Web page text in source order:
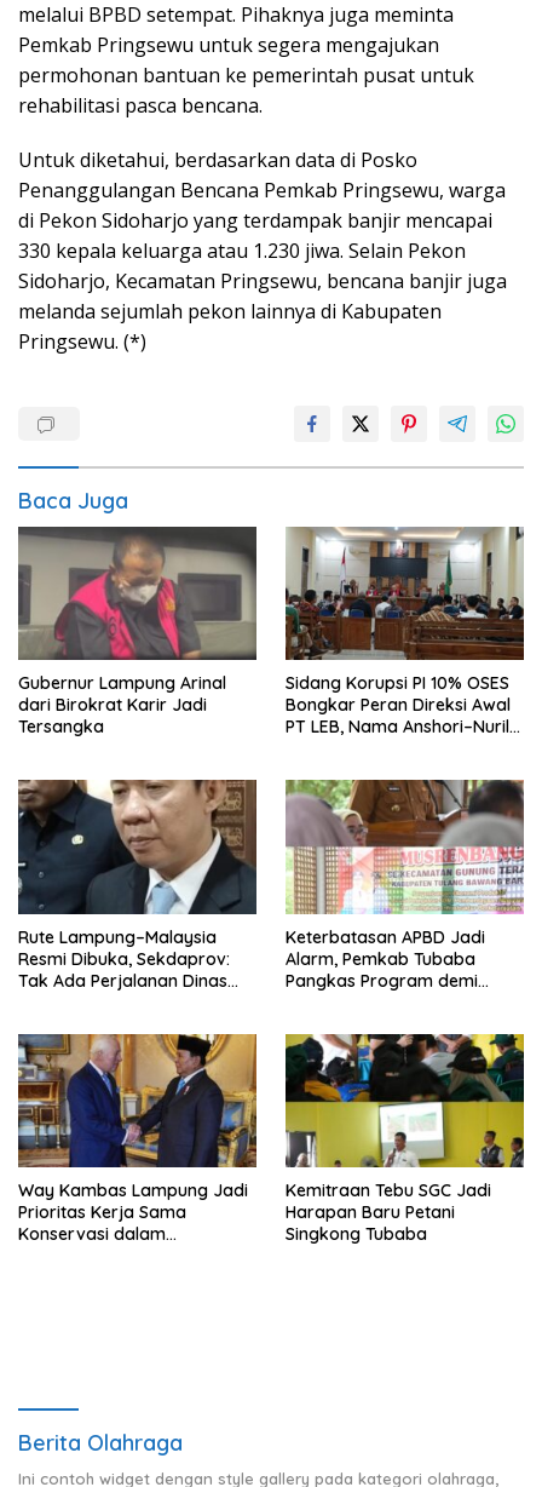
melalui BPBD setempat. Pihaknya juga meminta
Pemkab Pringsewu untuk segera mengajukan
permohonan bantuan ke pemerintah pusat untuk
rehabilitasi pasca bencana.
Untuk diketahui, berdasarkan data di Posko
Penanggulangan Bencana Pemkab Pringsewu, warga
di Pekon Sidoharjo yang terdampak banjir mencapai
330 kepala keluarga atau 1.230 jiwa. Selain Pekon
Sidoharjo, Kecamatan Pringsewu, bencana banjir juga
melanda sejumlah pekon lainnya di Kabupaten
Pringsewu. (*)
Baca Juga
Gubernur Lampung Arinal
dari Birokrat Karir Jadi
Tersangka
Sidang Korupsi PI 10% OSES
Bongkar Peran Direksi Awal
PT LEB, Nama Anshori–Nuril
Rute Lampung–Malaysia
Resmi Dibuka, Sekdaprov:
Tak Ada Perjalanan Dinas
Keterbatasan APBD Jadi
Alarm, Pemkab Tubaba
Pangkas Program demi
Way Kambas Lampung Jadi
Prioritas Kerja Sama
Konservasi dalam
Kemitraan Tebu SGC Jadi
Harapan Baru Petani
Singkong Tubaba
Berita Olahraga
Ini contoh widget dengan style gallery pada kategori olahraga,